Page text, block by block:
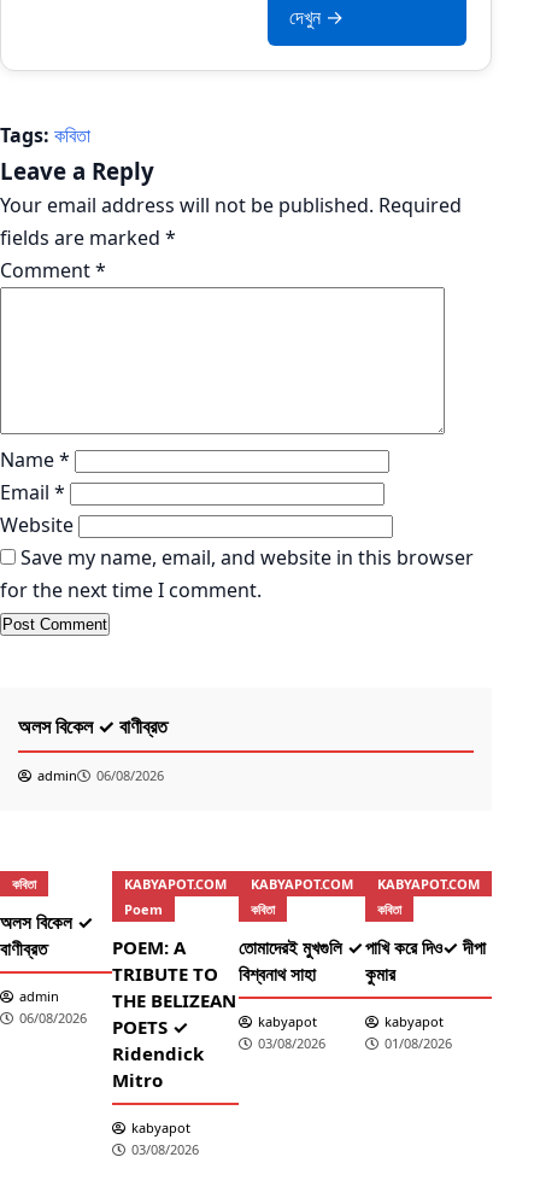
দেখুন →
Tags: কবিতা
Leave a Reply
Your email address will not be published. Required
fields are marked *
Comment*
Name*
Email *
Website
Save my name, email, and website in this browser
for the next time I comment.
অলস বিকেল ✓ বাণীব্রত
admin 06/08/2026
কবিতা
অলস বিকেল ✓
বাণীব্রত
admin
06/08/2026
KABYAPOT.COM
Poem
POEM: A
TRIBUTE TO
THE BELIZEAN
POETS ✓
Ridendick
Mitro
kabyapot
03/08/2026
KABYAPOT.COM
কবিতা
তোমাদেরই মুখগুলি ✓
বিশ্বনাথ সাহা
kabyapot
03/08/2026
KABYAPOT.COM
কবিতা
পাখি করে দিও✓ দীপা
কুমার
kabyapot
01/08/2026